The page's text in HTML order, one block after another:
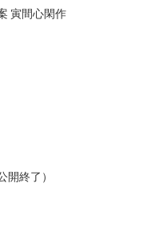
寅間心閑作
終了）